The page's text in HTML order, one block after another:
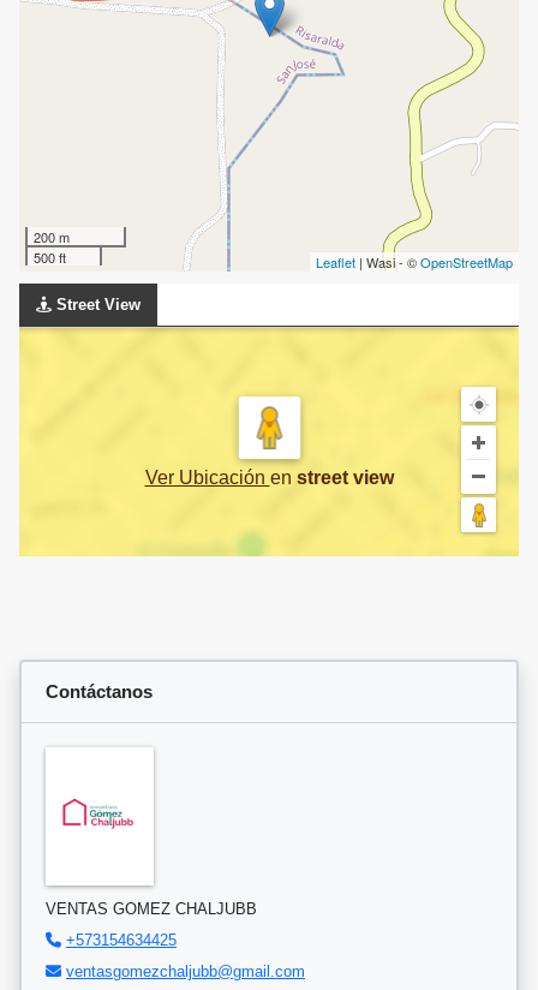
200 m
500 ft
Leaflet | Wasi - ©OpenStreetMap
Street View
Ver Ubicación en street view
Contáctanos
VENTAS GOMEZ CHALJUBB
+573154634425
ventasgomezchaljubb@gmail.com